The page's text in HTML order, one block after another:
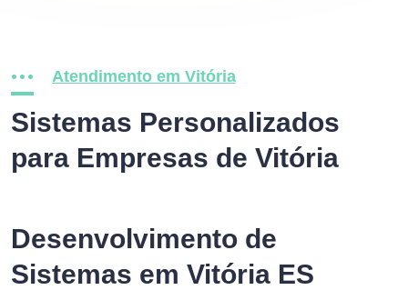
Atendimento em Vitória
Sistemas Personalizados
para Empresas de Vitória
Desenvolvimento de
Sistemas em Vitória ES